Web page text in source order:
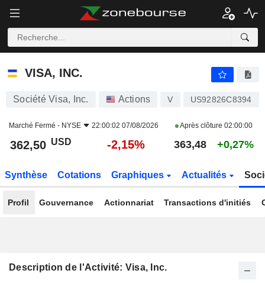
VISA, INC.
VISA, INC.
Société Visa, Inc. Actions V US92826C8394
Marché Fermé - NYSE 22:00:02 07/08/2026 Après clôture 02:00:00
362,50 USD -2,15% 363,48 +0,27%
Synthèse Cotations Graphiques Actualités
Profil Gouvernance Actionnariat Transactions d'initiés
Description de l'Activité: Visa, Inc.